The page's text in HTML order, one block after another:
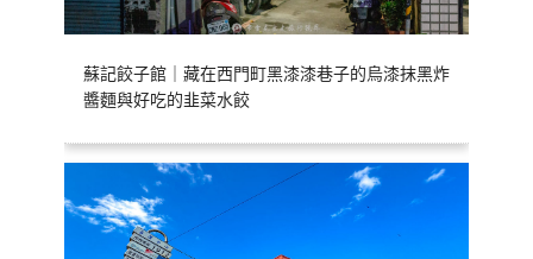
蘇記餃子館｜藏在西門町黑漆漆巷子的烏漆抹黑炸
醬麵與好吃的韭菜水餃